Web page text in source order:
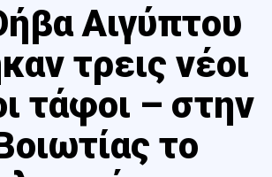
Αιγύπτου
τρεις νέοι
τάφοι – στην
το